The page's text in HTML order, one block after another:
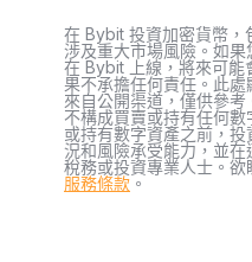
在 Bybit 投資加密貨幣，
涉及重大市場風險。如
在 Bybit 上線，將來可
果不承擔任何責任。此
來自公開渠道，僅供參
不構成買賣或持有任何
或持有數字資產之前，
況和風險承受能力，並在
稅務或投資專業人士。
服務條款 。